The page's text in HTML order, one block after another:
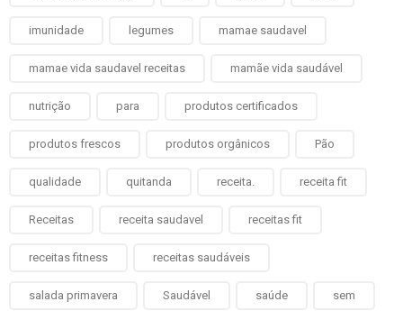
imunidade legumes mamae saudavel
mamae vida saudavel receitas mamãe vida saudável
nutrição para produtos certificados
produtos frescos produtos orgânicos Pão
qualidade quitanda receita. receita fit
Receitas receita saudavel receitas fit
receitas fitness receitas saudáveis
salada primavera Saudável saúde sem